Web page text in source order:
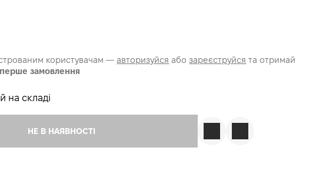
користувачам —авторизуйся абозареєструйся та отримай
замовлення
на складі
НЕ В НАЯВНОСТІ